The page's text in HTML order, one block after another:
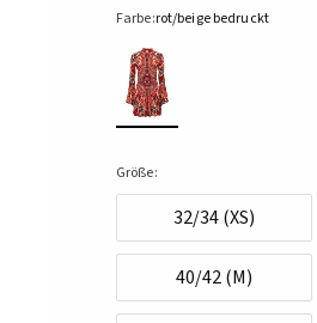
Farbe:rot/beige bedruckt
Größe:
32/34 (XS)
40/42 (M)